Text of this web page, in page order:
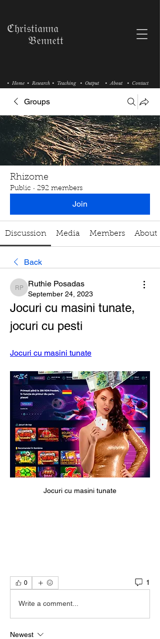
• Research • Teaching
• Home • Output • About • Contact
ℭ𝔥𝔯𝔦𝔰𝔱𝔦𝔞𝔫𝔫𝔞
𝔅𝔢𝔫𝔫𝔢𝔱𝔱
Groups
Rhizome
Public · 292 members
Join
Discussion Media Members About
Back
Ruthie Posadas
Ruthie Posadas
September 24, 2023
Jocuri cu masini tunate,
jocuri cu pesti
Jocuri cu masini tunate
Jocuri cu masini tunate
0 1
Write a comment...
Newest